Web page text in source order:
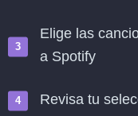
Elige las
a Spotify
Revisa tu